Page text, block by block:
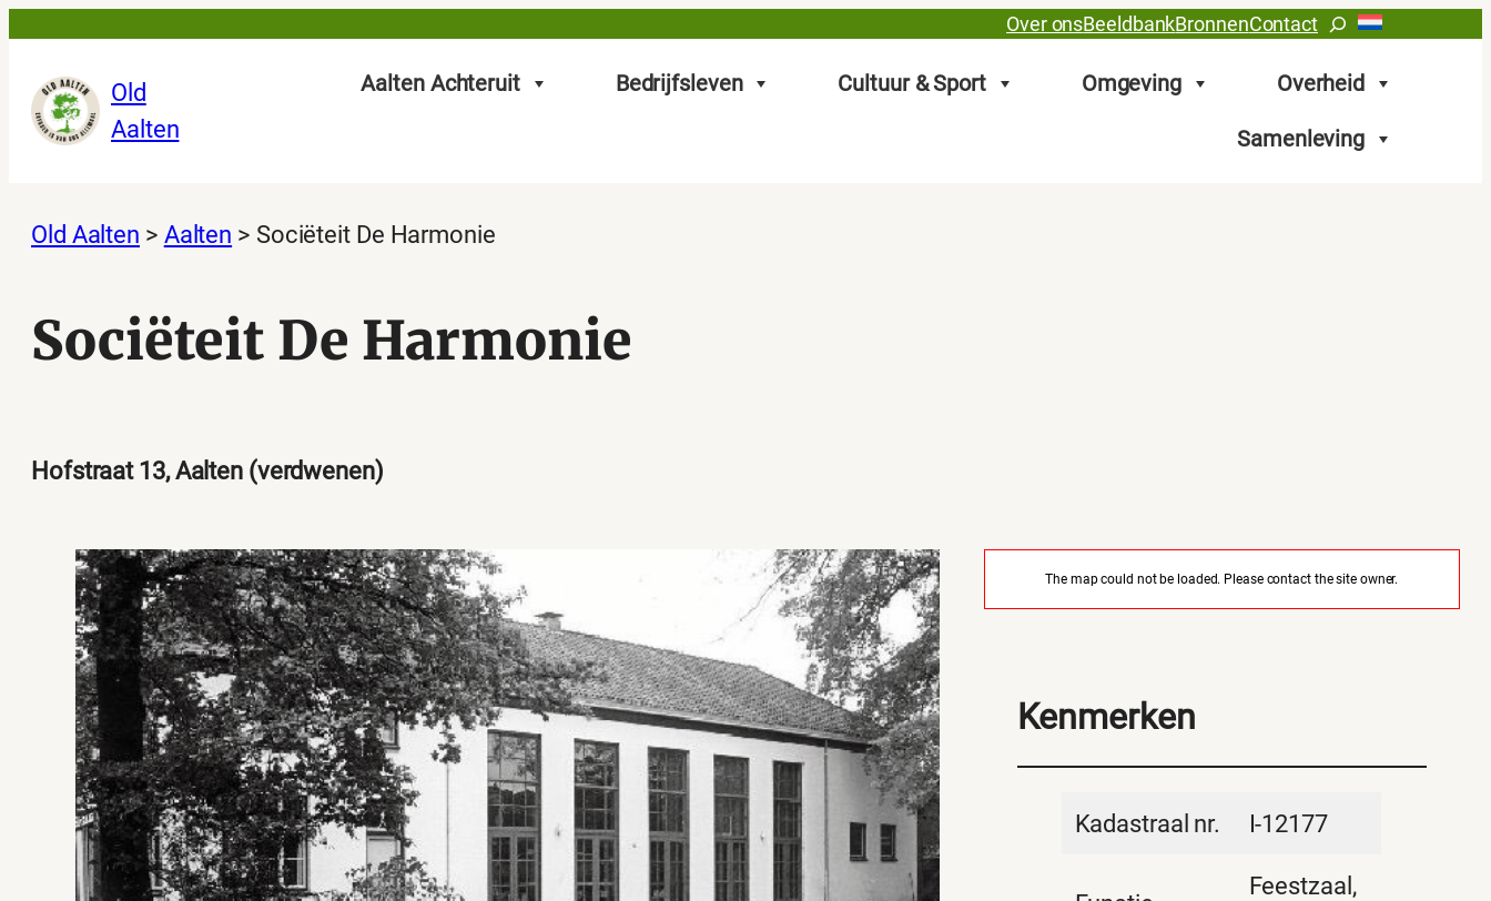
de
inhoud
Over onsBeeldbankBronnenContactZoeken
Old
Aalten
Aalten Achteruit Bedrijfsleven Cultuur & Sport Omgeving Overheid
Samenleving
Old Aalten > Aalten > Sociëteit De Harmonie
Sociëteit De Harmonie
Hofstraat 13, Aalten (verdwenen)
The map could not be loaded. Please contact the site owner.
Kenmerken
Kadastraal nr. I-12177
Feestzaal,